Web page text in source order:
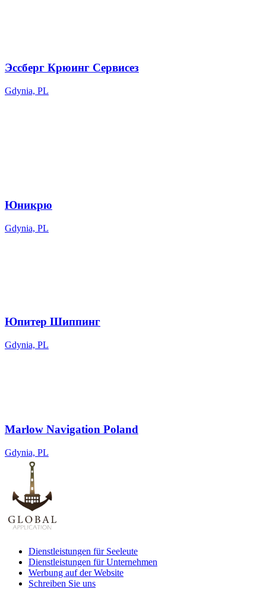
Эссберг Крюинг Сервисез
Gdynia, PL
Юникрю
Gdynia, PL
Юпитер Шиппинг
Gdynia, PL
Marlow Navigation Poland
Gdynia, PL
Dienstleistungen für Seeleute
Dienstleistungen für Unternehmen
Werbung auf der Website
Schreiben Sie uns